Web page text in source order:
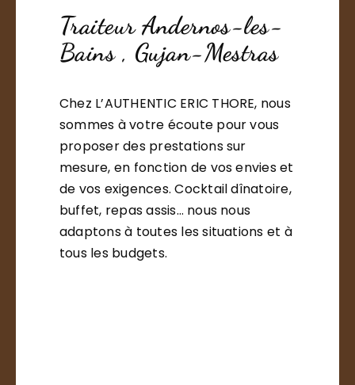
Traiteur Andernos-les-
Bains , Gujan-Mestras
Chez L’AUTHENTIC ERIC THORE, nous
sommes à votre écoute pour vous
proposer des prestations sur
mesure, en fonction de vos envies et
de vos exigences. Cocktail dînatoire,
buffet, repas assis… nous nous
adaptons à toutes les situations et à
tous les budgets.